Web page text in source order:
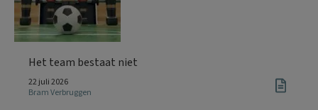
Het team bestaat niet
22 juli 2026
Bram Verbruggen